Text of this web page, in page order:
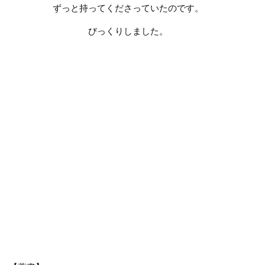
ずっと持ってくださっていたのです。
びっくりしました。